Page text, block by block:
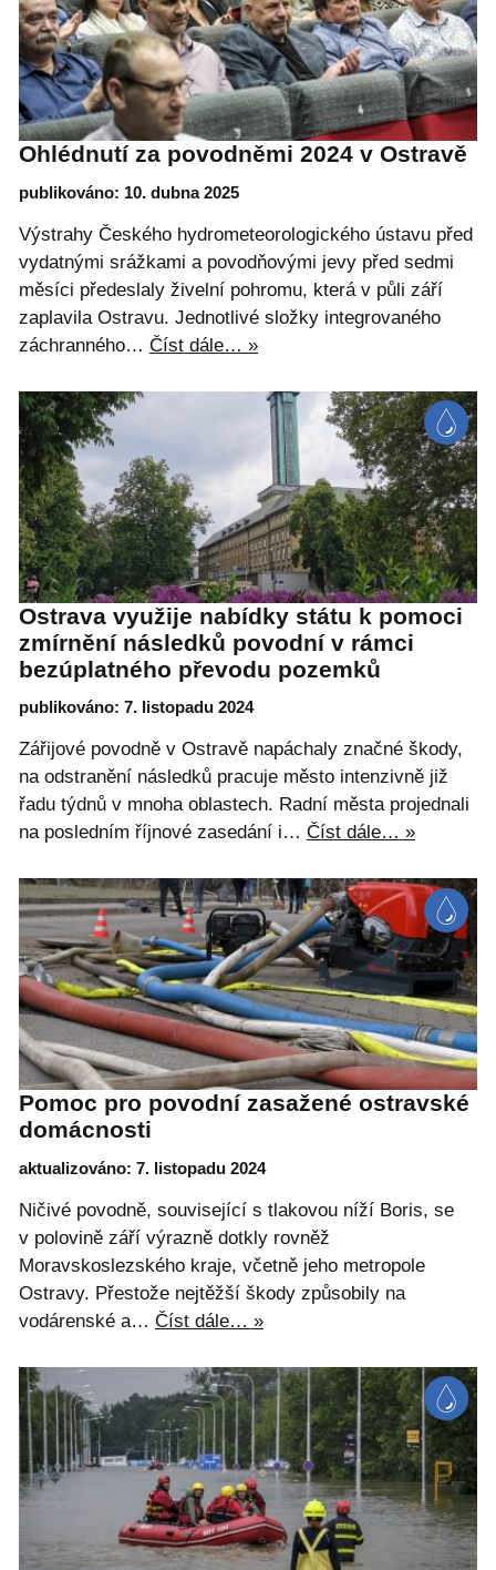
Ohlédnutí za povodněmi 2024 v Ostravě
publikováno: 10. dubna 2025
Výstrahy Českého hydrometeorologického ústavu před
vydatnými srážkami a povodňovými jevy před sedmi
měsíci předeslaly živelní pohromu, která v půli září
zaplavila Ostravu. Jednotlivé složky integrovaného
záchranného… Číst dále… »
Ostrava využije nabídky státu k pomoci
zmírnění následků povodní v rámci
bezúplatného převodu pozemků
publikováno: 7. listopadu 2024
Zářijové povodně v Ostravě napáchaly značné škody,
na odstranění následků pracuje město intenzivně již
řadu týdnů v mnoha oblastech. Radní města projednali
na posledním říjnové zasedání i… Číst dále… »
Pomoc pro povodní zasažené ostravské
domácnosti
aktualizováno: 7. listopadu 2024
Ničivé povodně, související s tlakovou níží Boris, se
v polovině září výrazně dotkly rovněž
Moravskoslezského kraje, včetně jeho metropole
Ostravy. Přestože nejtěžší škody způsobily na
vodárenské a… Číst dále… »